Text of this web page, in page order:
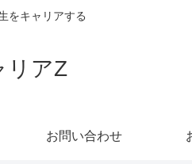
をキャリアする
リアZ
お問い合わせ